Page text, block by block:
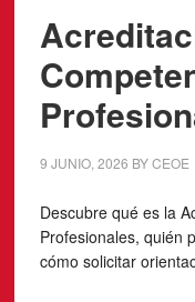
9 JUNIO, 2026 BYCEOE
Descubre qué es la
Profesionales, quién
cómo solicitar